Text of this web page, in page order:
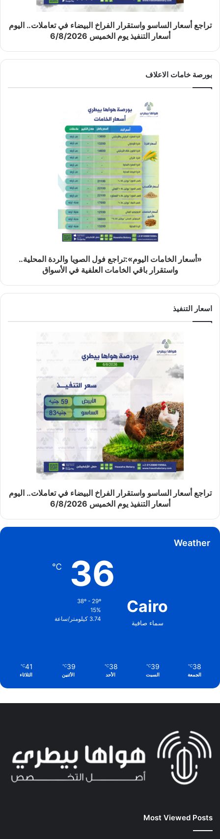
تراجع أسعار الساسو واستقرار الفراخ البيضاء في تعاملات.. اليوم
أسعار التنفيذ يوم الخميس 6/8/2026
بورصة خامات الاعلاف
«أسعار الخامات اليوم»:تراجع فول الصويا والردة المحلية..
واستقرار باقي الخامات العلفية في الأسواق
اسعار التنفيذ
تراجع أسعار الساسو واستقرار الفراخ البيضاء في تعاملات.. اليوم
أسعار التنفيذ يوم الخميس 6/8/2026
Weather
Cairo
سماء صافية
36
℃
15%
3.74 كيلومتر/ساعة
38
℃
الجمعة
39
℃
السبت
38
℃
الأحد
39
℃
الأثنين
41
℃
الثلاثاء
Most Viewed Posts